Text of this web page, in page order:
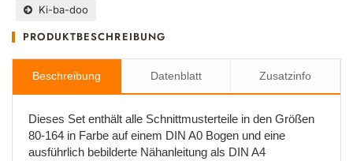
Ki-ba-doo
PRODUKTBESCHREIBUNG
Beschreibung Datenblatt Zusatzinfo
Dieses Set enthält alle Schnittmusterteile in den Größen
80-164 in Farbe auf einem DIN A0 Bogen und eine
ausführlich bebilderte Nähanleitung als DIN A4